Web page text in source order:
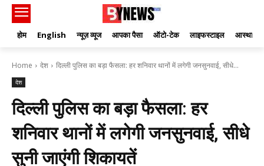
होम English न्यूज़ व्यूज आपका पैसा ऑटो-टेक लाइफस्टाइल आस्था
Home देश दिल्ली पुलिस का बड़ा फैसला: हर शनिवार थानों में लगेगी जनसुनवाई, सीधे...
देश
दिल्ली पुलिस का बड़ा फैसला: हर
शनिवार थानों में लगेगी जनसुनवाई, सीधे
सुनी जाएंगी शिकायतें